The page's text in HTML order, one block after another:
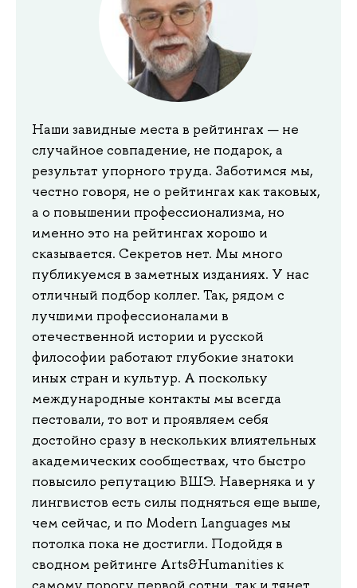
Наши завидные места в рейтингах — не
случайное совпадение, не подарок, а
результат упорного труда. Заботимся мы,
честно говоря, не о рейтингах как таковых,
а о повышении профессионализма, но
именно это на рейтингах хорошо и
сказывается. Секретов нет. Мы много
публикуемся в заметных изданиях. У нас
отличный подбор коллег. Так, рядом с
лучшими профессионалами в
отечественной истории и русской
философии работают глубокие знатоки
иных стран и культур. А поскольку
международные контакты мы всегда
пестовали, то вот и проявляем себя
достойно сразу в нескольких влиятельных
академических сообществах, что быстро
повысило репутацию ВШЭ. Наверняка и у
лингвистов есть силы подняться еще выше,
чем сейчас, и по Modern Languages мы
потолка пока не достигли. Подойдя в
сводном рейтинге Arts&Humanities к